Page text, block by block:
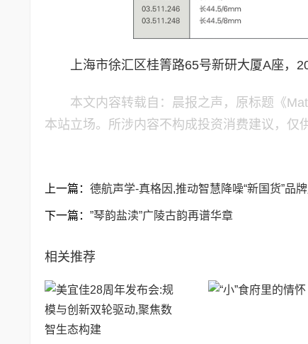
上海市徐汇区桂箐路65号新研大厦A座，
本文内容转载自：晨报之声，原标题《
本站立场。所涉内容不构成投资消费建议，仅
上一篇： 德航声学-真格因,推动智慧降噪“新国货”品
下一篇： ”琴韵盐渎”广陵古韵再谱华章
相关推荐